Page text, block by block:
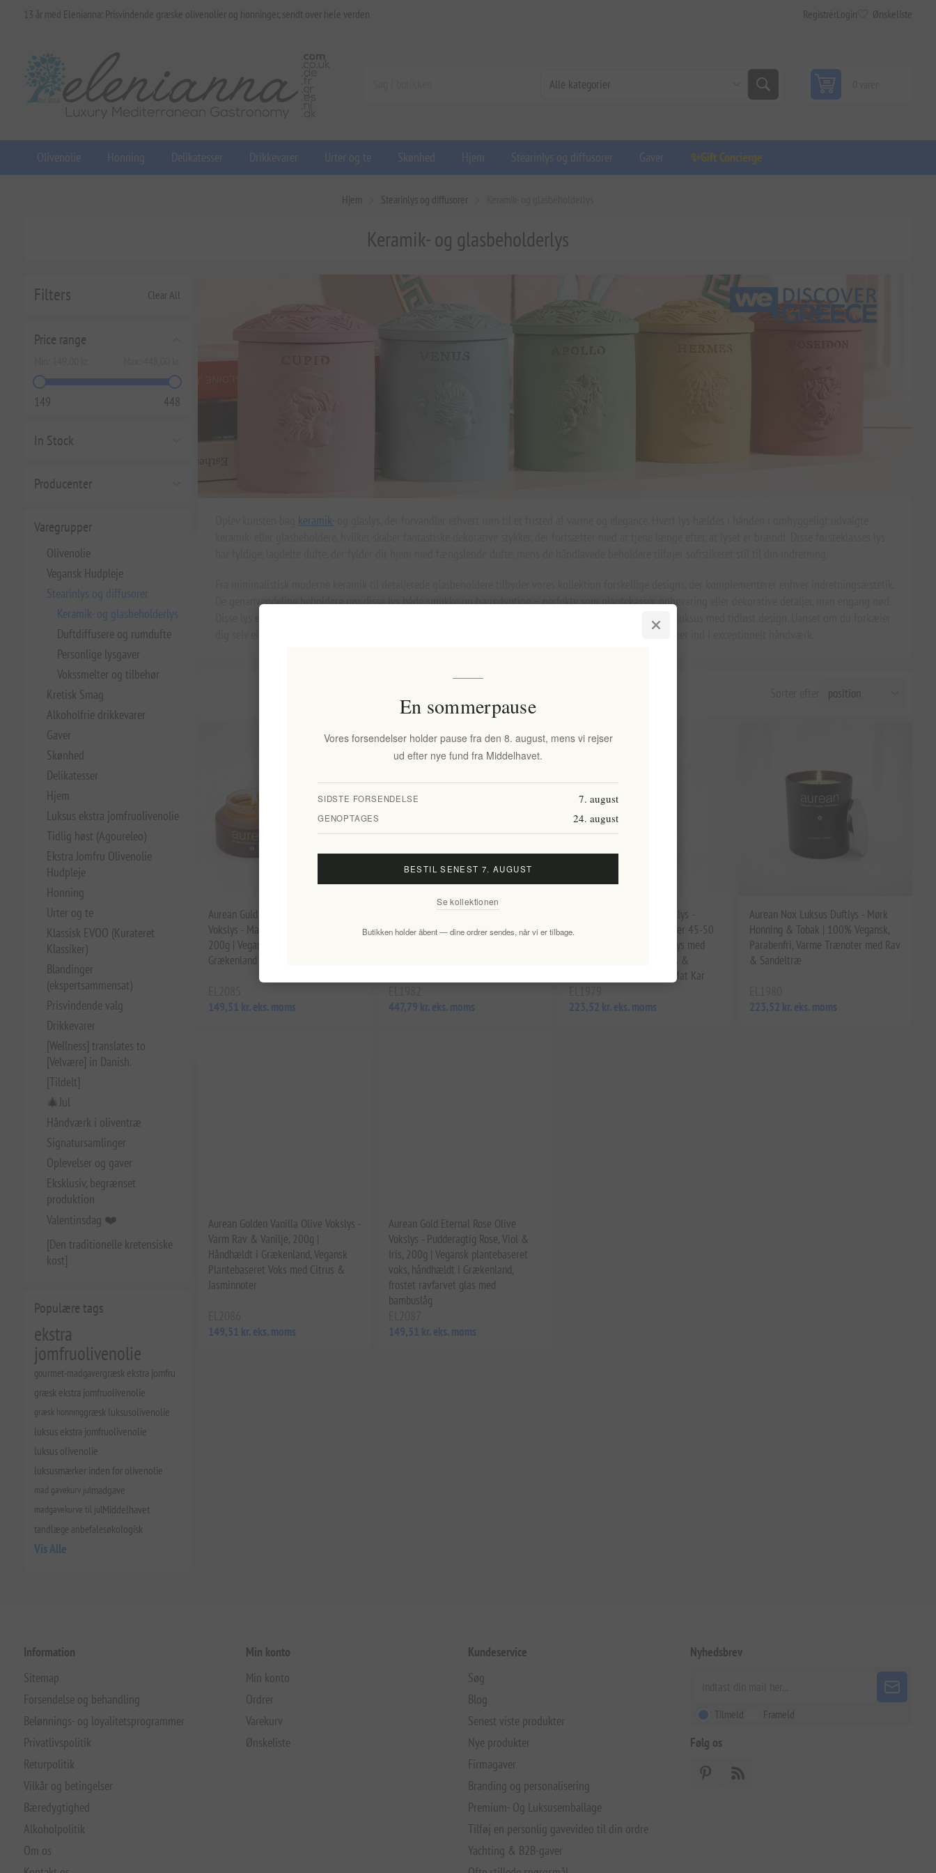
13 år med Elenianna: Prisvindende græske olivenolier og honninger, sendt over hele verden RegistrérLogin Ønskeliste
Olivenolie Honning Delikatesser Drikkevarer Urter og te Skønhed Hjem Stearinlys og diffusorer Gaver ✨Gift Concierge
Hjem Stearinlys og diffusorer
Filters Clear All
Price range
149 448
In Stock
Producenter
Varegrupper
Olivenolie
Vegansk Hudpleje
Stearinlys og diffusorer
Keramik- og glasbeholderlys
Duftdiffusere og rumdufte
Personlige lysgaver
Vokssmelter og tilbehør
Kretisk Smag
Alkoholfrie drikkevarer
Gaver
Skønhed
Delikatesser
Hjem
Luksus ekstra jomfruolivenolie
Tidlig høst (Agoureleo)
Ekstra Jomfru Olivenolie
Hudpleje
Honning
Urter og te
Klassisk EVOO (Kurateret
Klassiker)
Blandinger
(ekspertsammensat)
Prisvindende valg
Drikkevarer
[Wellness] translates to
[Velvære] in Danish.
[Tildelt]
🎄Jul
Håndværk i oliventræ
Signatursamlinger
Oplevelser og gaver
Eksklusiv, begrænset
produktion
Valentinsdag ❤️
[Den traditionelle kretensiske
kost]
Populære tags
ekstra
jomfruolivenolie
gourmet-madgavergræsk ekstra jomfru
græsk ekstra jomfruolivenolie
græsk honninggræsk luksusolivenolie
luksus ekstra jomfruolivenolie
luksus olivenolie
luksusmærker inden for olivenolie
mad gavekurv julmadgave
madgavekurve til julMiddelhavet
tandlæge anbefalesøkologisk
Vis Alle
Keramik- og glasbeholderlys
keramik-og glaslys, der forvandler ethvert rum til et fristed af varme og elegance. Hvert lys hældes i hånden i omhyggeligt udvalgte
De genanvendelige beholdere gør disse lys både smukke og bæredygtige – perfekte som plantekasser, opbevaring eller dekorative detaljer, man engang nød.
Disse lys er ideelle til at skabe stemning i stuer, soveværelser eller badeværelser og kombinerer funktionel luksus med tidløst design. Uanset om du forkæler
dig selv eller vælger den perfekte gave, leverer keramik- og glasbeholderlys en forhøjet sanseoplevelse pakket ind i exceptionelt håndværk.
Aurean Guld Kirsebærblomst Oliven
Vokslys - Matteret Ravfarvet Glas
200g | Vegansk, Håndhældt i
Grækenland med Bambuslåg
149,51 kr. eks. moms
Aurean Pantheon Luksus Duftlys
270g - Noble Elixir Oud & Amber |
447,79 kr. eks. moms
Aurean Golden Lumos Duftlys -
Fløjlsvanilje & Hvide Gløder 45-50
timer | Håndlavet Græsk Lys med
Ondt Øje-Charm, RCX Raps &
Kokosvoksblanding, Hvid Mat Kar
223,52 kr. eks. moms
Aurean Nox Luksus Duftlys - Mørk
Honning & Tobak | 100% Vegansk,
Parabenfri, Varme Trænoter med Rav
& Sandeltræ
223,52 kr. eks. moms
Aurean Golden Vanilla Olive Vokslys -
Varm Rav & Vanilje, 200g |
Håndhældt i Grækenland, Vegansk
Plantebaseret Voks med Citrus &
Jasminnoter
149,51 kr. eks. moms
Aurean Gold Eternal Rose Olive
Vokslys - Pudderagtig Rose, Viol &
Iris, 200g | Vegansk plantebaseret
voks, håndhældt i Grækenland,
frostet ravfarvet glas med
bambuslåg
149,51 kr. eks. moms
Information
Sitemap
Forsendelse og behandling
Belønnings- og loyalitetsprogrammer
Privatlivspolitik
Returpolitik
Vilkår og betingelser
Bæredygtighed
Alkoholpolitik
Om os
Min konto
Min konto
Ordrer
Varekurv
Ønskeliste
Kundeservice
Søg
Blog
Senest viste produkter
Nye produkter
Firmagaver
Branding og personalisering
Premium- Og Luksusemballage
Tilføj en personlig gavevideo til din ordre
Yachting & B2B-gaver
Nyhedsbrev
Tilmeld Frameld
Følg os
En sommerpause
Vores forsendelser holder pause fra den 8. august, mens vi rejser
ud efter nye fund fra Middelhavet.
SIDSTE FORSENDELSE 7. august
GENOPTAGES 24. august
BESTIL SENEST 7. AUGUST
Se kollektionen
Butikken holder åbent — dine ordrer sendes, når vi er tilbage.